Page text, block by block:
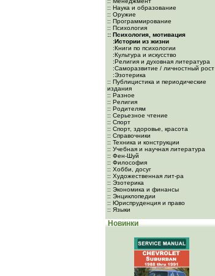
:: Наука и образование
:: Оружие
:: Программирование
:: Психология
:: Психология, мотивация
:Истории из жизни
:Книги по психологии
:Культура и искусство
:Религия и духовная литература
:Саморазвитие / личностный рост
:Эзотерика
:: Публицистика и периодические
издания
:: Разное
:: Религия
:: Родителям
:: Серьезное чтение
:: Спорт
:: Спорт, здоровье, красота
:: Справочники
:: Техника и конструкции
:: Учебная и научная литература
:: Фен-Шуй
:: Философия
:: Хобби, досуг
:: Художественная лит-ра
:: Эзотерика
:: Экономика и финансы
:: Энциклопедии
:: Юриспруденция и право
:: Языки
Новинки